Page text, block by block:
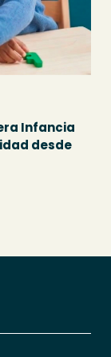
Infancia
desde